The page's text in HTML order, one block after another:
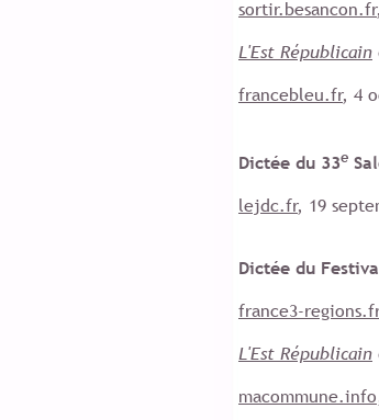
sortir.besancon.fr
L'Est Républicain
francebleu.fr, 4
Dictée du 33e
lejdc.fr, 19
Dictée du
france3-
L'Est Républicain
macommune.info